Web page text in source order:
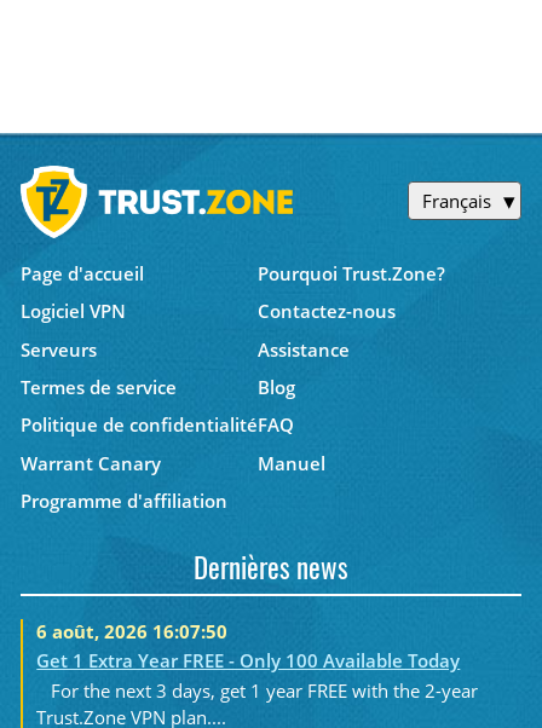
Français
Page d'accueil
Pourquoi Trust.Zone?
Logiciel VPN
Contactez-nous
Serveurs
Assistance
Termes de service
Blog
Politique de confidentialitéFAQ
Warrant Canary
Manuel
Programme d'affiliation
Dernières news
6 août, 2026 16:07:50
Get 1 Extra Year FREE - Only 100 Available Today
For the next 3 days, get 1 year FREE with the 2-year
Trust.Zone VPN plan....